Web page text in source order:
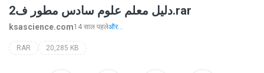
دليل معلم علوم سادس مطور ف2.rar
ksascience.com14 साल पहलेऔर...
RAR 20,285 KB